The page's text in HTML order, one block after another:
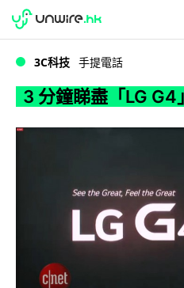
3 分鐘睇盡「LG
WWDC 2026
3C科技 手提電話
3 分鐘睇盡「LG G4